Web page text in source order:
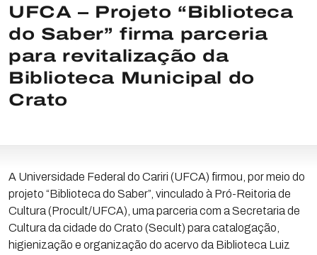
UFCA – Projeto “Biblioteca
do Saber” firma parceria
para revitalização da
Biblioteca Municipal do
Crato
A Universidade Federal do Cariri (UFCA) firmou, por meio do
projeto “Biblioteca do Saber”, vinculado à Pró-Reitoria de
Cultura (Procult/UFCA), uma parceria com a Secretaria de
Cultura da cidade do Crato (Secult) para catalogação,
higienização e organização do acervo da Biblioteca Luiz